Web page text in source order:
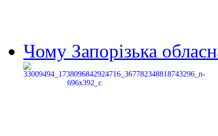
Чому Запорізька